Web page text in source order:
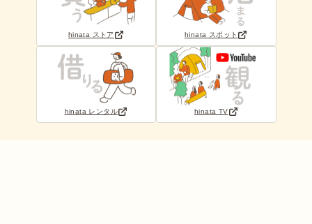
hinata ストア hinata スポット
hinata レンタル hinata TV